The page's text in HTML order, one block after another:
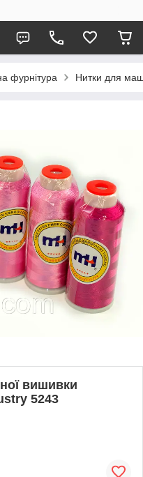
фурнітура Нитки для
вишивки
5243